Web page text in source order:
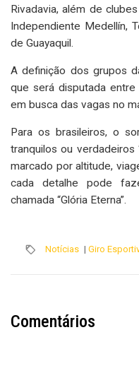
Rivadavia, além de
Independiente Medellín,
de Guayaquil.
A definição dos grupos
que será disputada
em busca das vagas no
Para os brasileiros, o
tranquilos ou verdadeiros
marcado por altitude,
cada detalhe pode
chamada “Glória Eterna”.
Notícias | Giro
Comentários